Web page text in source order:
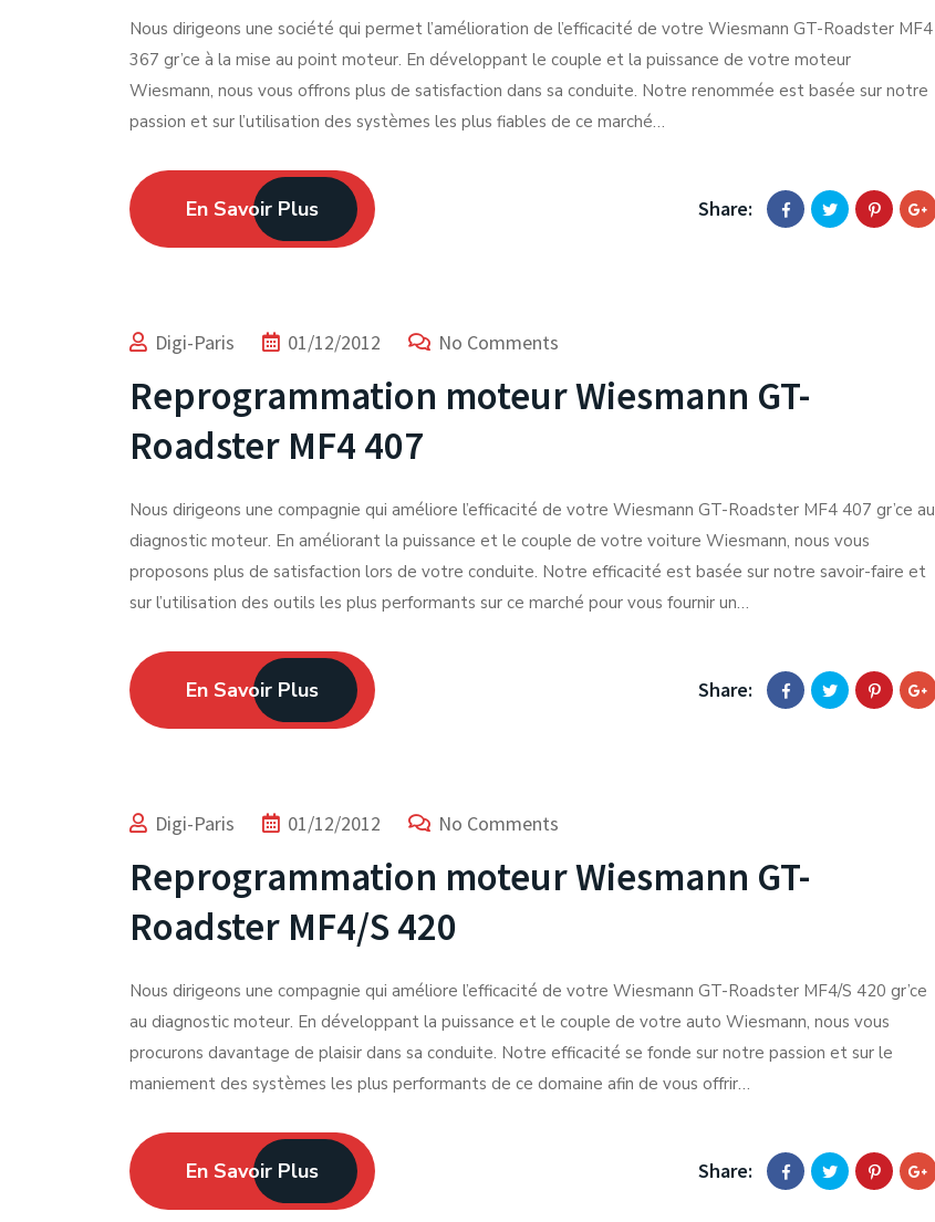
Nous dirigeons une société qui permet l’amélioration de l’efficacité de votre Wiesmann GT-Roadster MF4
367 gr’ce à la mise au point moteur. En développant le couple et la puissance de votre moteur
Wiesmann, nous vous offrons plus de satisfaction dans sa conduite. Notre renommée est basée sur notre
passion et sur l’utilisation des systèmes les plus fiables de ce marché…
En Savoir Plus Share:
Digi-Paris 01/12/2012 No Comments
Reprogrammation moteur Wiesmann GT-
Roadster MF4 407
Nous dirigeons une compagnie qui améliore l’efficacité de votre Wiesmann GT-Roadster MF4 407 gr’ce au
diagnostic moteur. En améliorant la puissance et le couple de votre voiture Wiesmann, nous vous
proposons plus de satisfaction lors de votre conduite. Notre efficacité est basée sur notre savoir-faire et
sur l’utilisation des outils les plus performants sur ce marché pour vous fournir un…
En Savoir Plus Share:
Digi-Paris 01/12/2012 No Comments
Reprogrammation moteur Wiesmann GT-
Roadster MF4/S 420
Nous dirigeons une compagnie qui améliore l’efficacité de votre Wiesmann GT-Roadster MF4/S 420 gr’ce
au diagnostic moteur. En développant la puissance et le couple de votre auto Wiesmann, nous vous
procurons davantage de plaisir dans sa conduite. Notre efficacité se fonde sur notre passion et sur le
maniement des systèmes les plus performants de ce domaine afin de vous offrir…
En Savoir Plus Share: